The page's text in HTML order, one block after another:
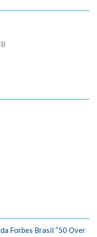
Forbes Brasil “50 Over